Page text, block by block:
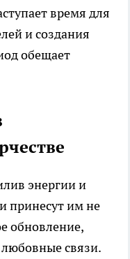
время для
и создания
обещает
энергии и
принесут им не
обновление,
связи.